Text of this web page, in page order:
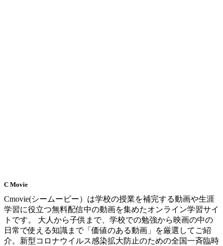
C Movie
Cmovie(シームービー）は学校の授業を補完する動画や生涯
学習に役立つ無料配信中の動画を集めたオンライン学習サイ
トです。 大人から子供まで、学校での勉強から映画の中の
日常で使える知識まで「価値のある動画」を厳選してご紹
介。新型コロナウイルス感染拡大防止のための全国一斉臨時